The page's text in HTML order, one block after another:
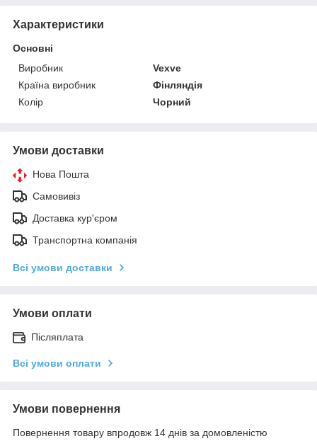
Характеристики
Основні
Виробник
Vexve
Країна виробник
Фінляндія
Колір
Чорний
Умови доставки
Нова Пошта
Самовивіз
Доставка кур'єром
Транспортна компанія
Всі умови доставки
Умови оплати
Післяплата
Всі умови оплати
Умови повернення
Повернення товару впродовж 14 днів за домовленістю